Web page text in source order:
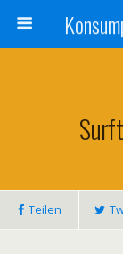
Teilen